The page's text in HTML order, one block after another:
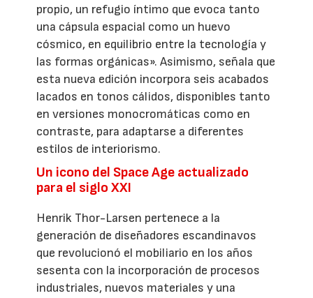
propio, un refugio íntimo que evoca tanto
una cápsula espacial como un huevo
cósmico, en equilibrio entre la tecnología y
las formas orgánicas». Asimismo, señala que
esta nueva edición incorpora seis acabados
lacados en tonos cálidos, disponibles tanto
en versiones monocromáticas como en
contraste, para adaptarse a diferentes
estilos de interiorismo.
Un icono del Space Age actualizado
para el siglo XXI
Henrik Thor-Larsen pertenece a la
generación de diseñadores escandinavos
que revolucionó el mobiliario en los años
sesenta con la incorporación de procesos
industriales, nuevos materiales y una